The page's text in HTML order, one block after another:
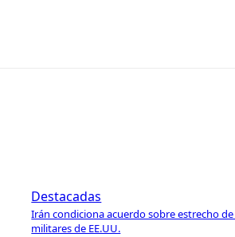
Destacadas
Irán condiciona acuerdo sobre estrecho
militares de EE.UU.